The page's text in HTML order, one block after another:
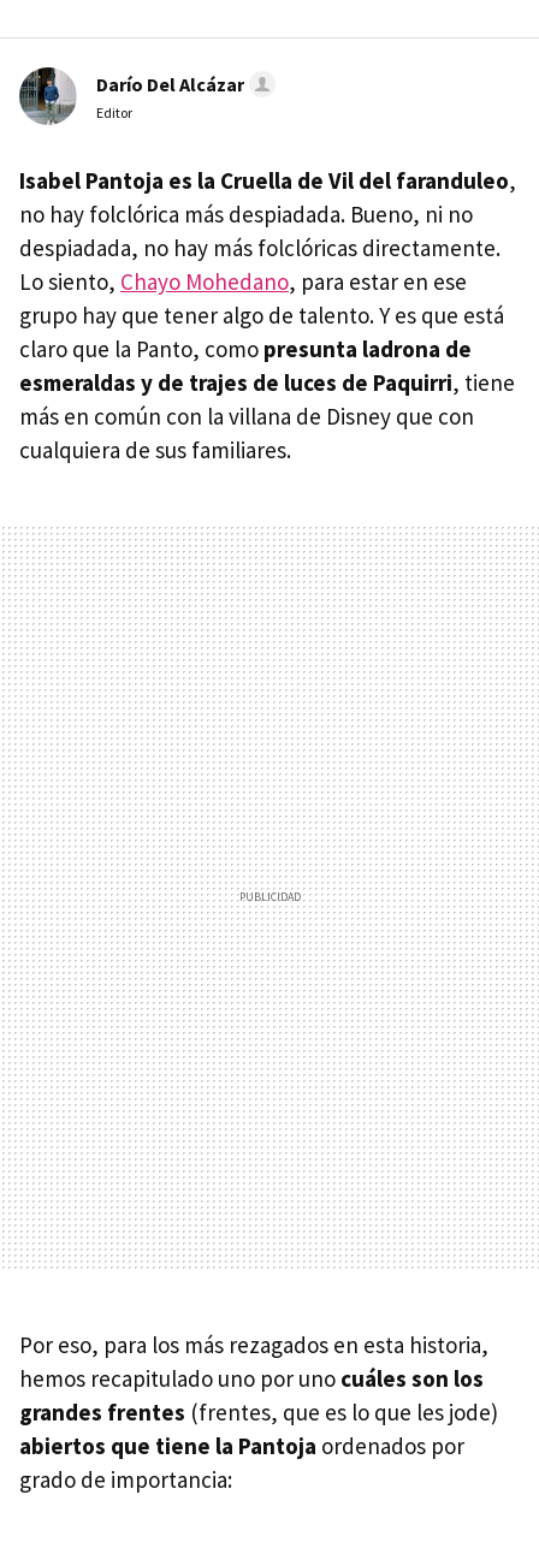
Darío Del Alcázar
Editor
Isabel Pantoja es la Cruella de Vil del faranduleo,
no hay folclórica más despiadada. Bueno, ni no
despiadada, no hay más folclóricas directamente.
Lo siento, Chayo Mohedano, para estar en ese
grupo hay que tener algo de talento. Y es que está
claro que la Panto, como presunta ladrona de
esmeraldas y de trajes de luces de Paquirri, tiene
más en común con la villana de Disney que con
cualquiera de sus familiares.
Por eso, para los más rezagados en esta historia,
hemos recapitulado uno por uno cuáles son los
grandes frentes (frentes, que es lo que les jode)
abiertos que tiene la Pantoja ordenados por
grado de importancia: